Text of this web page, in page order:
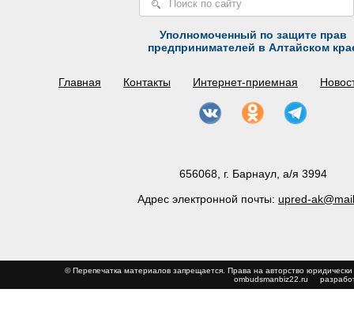
Уполномоченный по защите прав
предпринимателей в Алтайском
Главная Контакты Интернет-приемная
656068, г. Барнаул, а/я 3994
Адрес электронной почты: upred-
© Перепечатка материалов запрещается. Права на авторство
ombudsmanbiz22.ru